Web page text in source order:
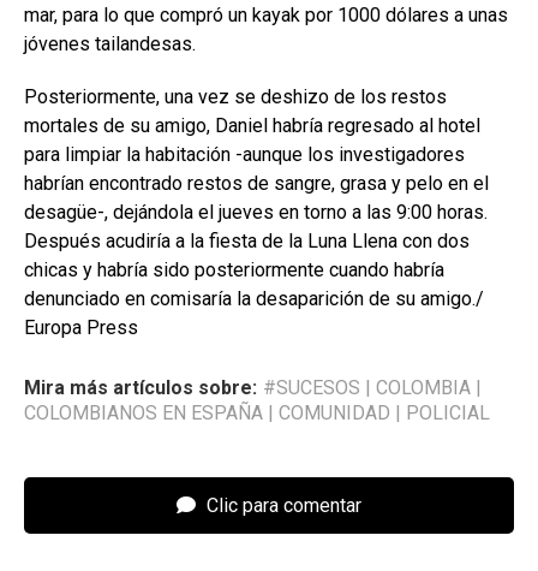
mar, para lo que compró un kayak por 1000 dólares a unas
jóvenes tailandesas.
Posteriormente, una vez se deshizo de los restos
mortales de su amigo, Daniel habría regresado al hotel
para limpiar la habitación -aunque los investigadores
habrían encontrado restos de sangre, grasa y pelo en el
desagüe-, dejándola el jueves en torno a las 9:00 horas.
Después acudiría a la fiesta de la Luna Llena con dos
chicas y habría sido posteriormente cuando habría
denunciado en comisaría la desaparición de su amigo./
Europa Press
Mira más artículos sobre: #SUCESOS | COLOMBIA |
COLOMBIANOS EN ESPAÑA | COMUNIDAD | POLICIAL
Clic para comentar